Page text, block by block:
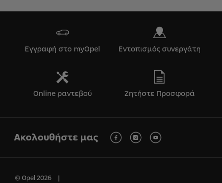
Εγγραφή στο myOpel Εντοπισμός συνεργάτη
Online ραντεβού Ζητήστε Προσφορά
Ακολουθήστε μας
© Opel 2026